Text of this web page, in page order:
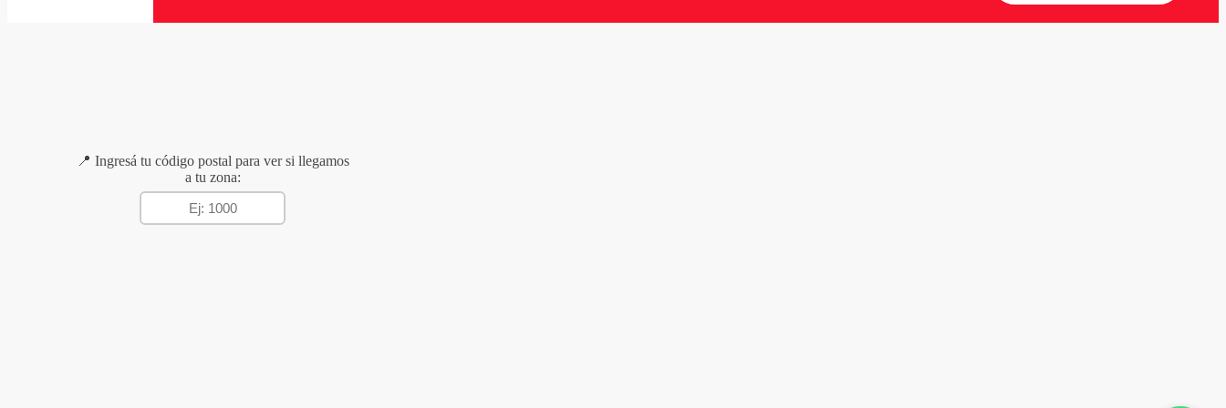
📍 Ingresá tu código postal para ver si llegamos
a tu zona: